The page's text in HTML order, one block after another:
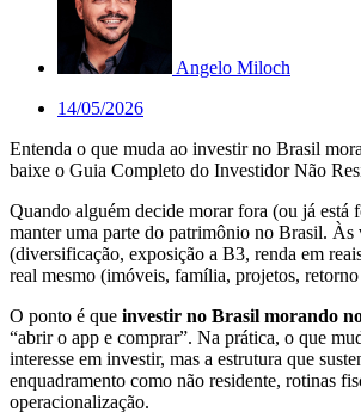
Angelo Miloch
14/05/2026
Entenda o que muda ao investir no Brasil
baixe o Guia Completo do Investidor Não
Quando alguém decide morar fora (ou já está
manter uma parte do patrimônio no Brasil. Às
(diversificação, exposição a B3, renda em
real mesmo (imóveis, família, projetos,
O ponto é que investir no Brasil morando
“abrir o app e comprar”. Na prática, o que
interesse em investir, mas a estrutura que
enquadramento como não residente, rotinas
operacionalização.